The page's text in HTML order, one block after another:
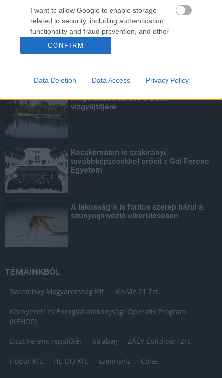
I want to allow Google to enable storage
related to security, including authentication
functionality and fraud prevention, and other
user protection.
CONFIRM
Data Deletion Data Access Privacy Policy
Nem az üres, hanem az okosan működő
épület energiatakarékos
KIEMELT
Megérkezett az eső a Duna
vízgyűjtőjére
Kecskeméten is szakirányú
továbbképzésekkel erősít a Gál Ferenc
Egyetem
A lakosságra is fontos szerep hárul a
szúnyoginvázió elkerülésében
TÉMÁINKBÓL
Swietelsky Magyarország Kft. Ke-Víz 21 Zrt.
Környezeti és Energiahatékonysági Operatív Program
(KEHOP)
Liszt Ferenc repülőtér Strabag ZÁÉV Építőipari Zrt.
Hódút Kft. HE-DO Kft. szennyvíz Colas